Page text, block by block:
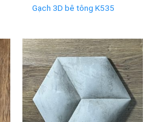
Gạch 3D bê tông K535